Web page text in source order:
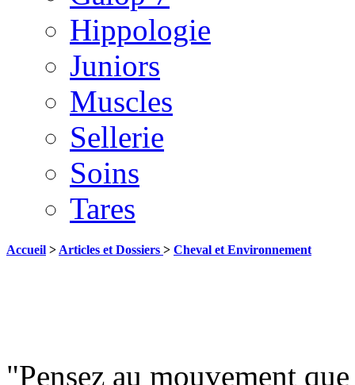
Hippologie
Juniors
Muscles
Sellerie
Soins
Tares
Accueil > Articles et Dossiers > Cheval et Environnement
"Pensez au mouvement